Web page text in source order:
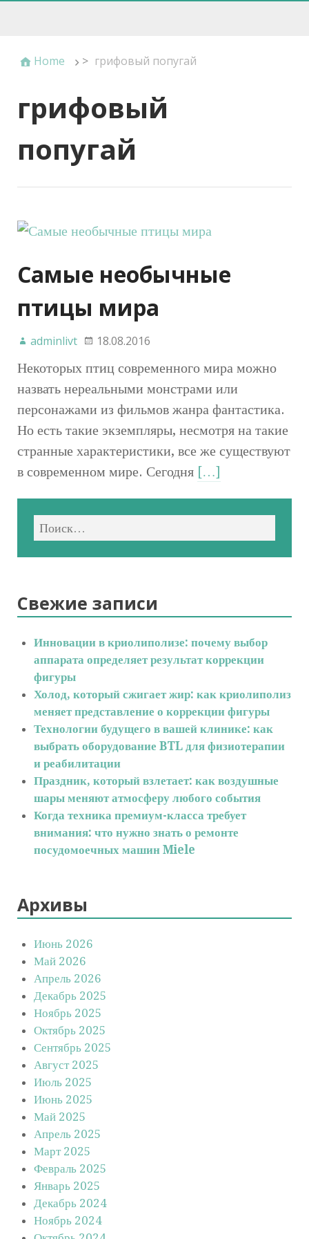
Home > грифовый попугай
грифовый
попугай
Самые необычные
птицы мира
adminlivt 18.08.2016
Некоторых птиц современного мира можно
назвать нереальными монстрами или
персонажами из фильмов жанра фантастика.
Но есть такие экземпляры, несмотря на такие
странные характеристики, все же существуют
в современном мире. Сегодня […]
Свежие записи
Инновации в криолиполизе: почему выбор
аппарата определяет результат коррекции
фигуры
Холод, который сжигает жир: как криолиполиз
меняет представление о коррекции фигуры
Технологии будущего в вашей клинике: как
выбрать оборудование BTL для физиотерапии
и реабилитации
Праздник, который взлетает: как воздушные
шары меняют атмосферу любого события
Когда техника премиум-класса требует
внимания: что нужно знать о ремонте
посудомоечных машин Miele
Архивы
Июнь 2026
Май 2026
Апрель 2026
Декабрь 2025
Ноябрь 2025
Октябрь 2025
Сентябрь 2025
Август 2025
Июль 2025
Июнь 2025
Май 2025
Апрель 2025
Март 2025
Февраль 2025
Январь 2025
Декабрь 2024
Ноябрь 2024